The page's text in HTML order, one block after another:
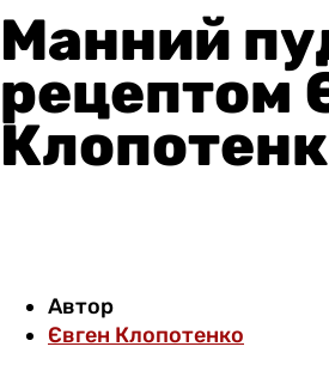
Манний
рецептом
Автор
Євген Клопотенко